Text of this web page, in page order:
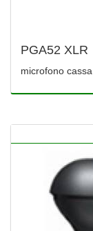
PGA52 XLR
microfono cassa